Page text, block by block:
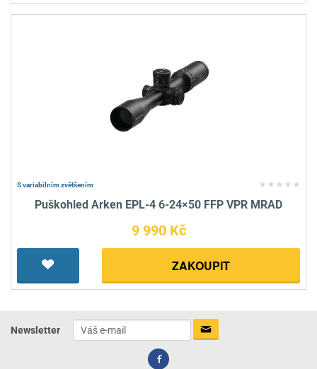
S variabilním zvětšením
Puškohled Arken EPL-4 6-24×50 FFP VPR MRAD
9 990 Kč
ZAKOUPIT
Newsletter